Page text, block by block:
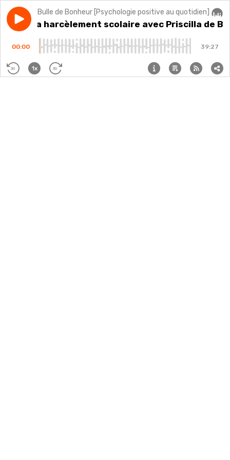
Play episode#219 - La harcèlement scolaire avec Priscilla de
Bulle de Bonheur [Psychologie positive au quotidien]
#219 - La harcèlement scolaire avec Priscilla de
00:00 39:27
30 1x 30